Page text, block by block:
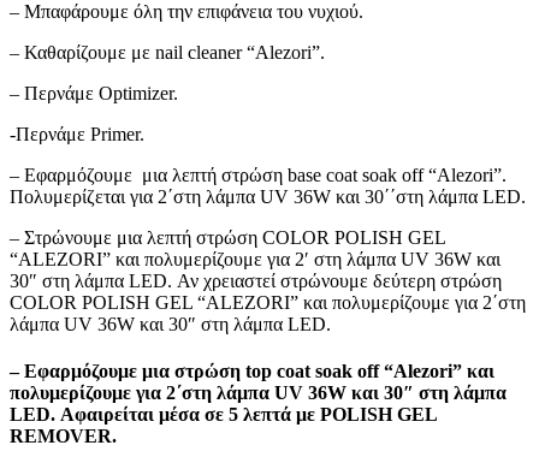
– Μπαφάρουμε όλη την επιφάνεια του νυχιού.
– Καθαρίζουμε με nail cleaner “Alezori”.
– Περνάμε Optimizer.
-Περνάμε Primer.
– Εφαρμόζουμε μια λεπτή στρώση base coat soak off “Alezori”.
Πολυμερίζεται για 2΄στη λάμπα UV 36W και 30΄΄στη λάμπα LED.
– Στρώνουμε μια λεπτή στρώση COLOR POLISH GEL
“ALEZORI” και πολυμερίζουμε για 2′ στη λάμπα UV 36W και
30″ στη λάμπα LED. Αν χρειαστεί στρώνουμε δεύτερη στρώση
COLOR POLISH GEL “ALEZORI” και πολυμερίζουμε για 2΄στη
λάμπα UV 36W και 30″ στη λάμπα LED.
– Εφαρμόζουμε μια στρώση top coat soak off “Alezori” και
πολυμερίζουμε για 2΄στη λάμπα UV 36W και 30″ στη λάμπα
LED. Αφαιρείται μέσα σε 5 λεπτά με POLISH GEL
REMOVER.